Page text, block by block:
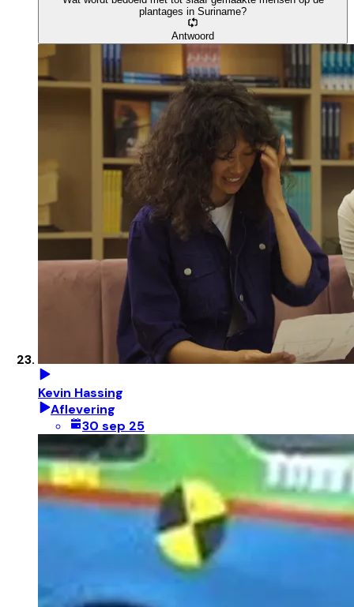
plantages in Suriname?
Antwoord
Kevin Hassing
Aflevering
30 sep 25